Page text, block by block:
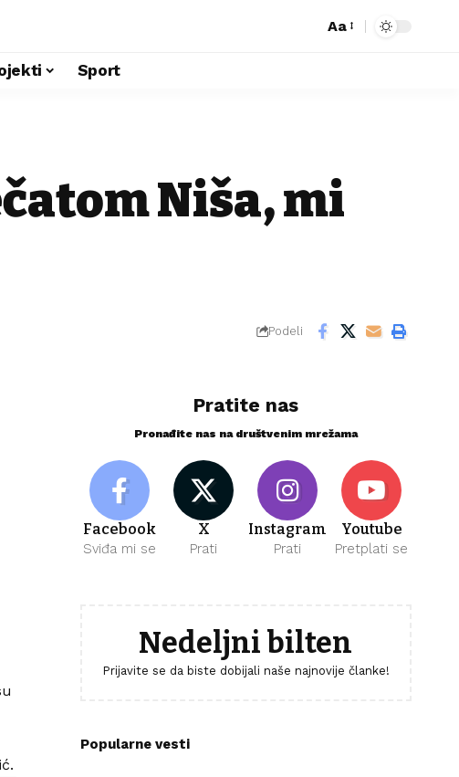
Aa
Sport
Niša, mi
Podeli
Pratite nas
Pronađite nas na društvenim mrežama
Facebook
Sviđa mi se
X
Prati
Instagram
Prati
Youtube
Pretplati se
Nedeljni bilten
Prijavite se da biste dobijali naše najnovije članke!
Popularne vesti